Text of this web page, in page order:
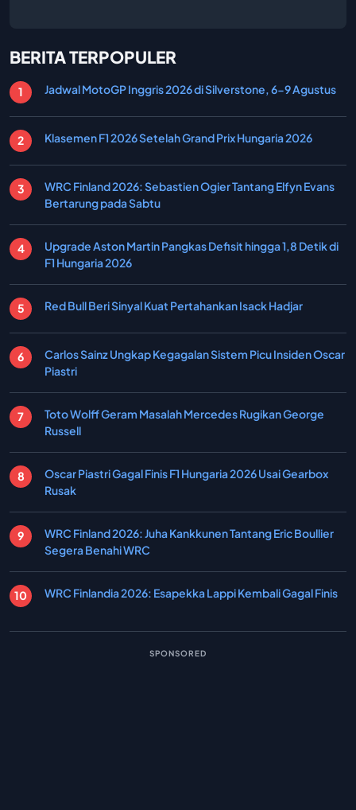
BERITA TERPOPULER
Jadwal MotoGP Inggris 2026 di Silverstone, 6-9 Agustus
Klasemen F1 2026 Setelah Grand Prix Hungaria 2026
WRC Finland 2026: Sebastien Ogier Tantang Elfyn Evans
Bertarung pada Sabtu
Upgrade Aston Martin Pangkas Defisit hingga 1,8 Detik di
F1 Hungaria 2026
Red Bull Beri Sinyal Kuat Pertahankan Isack Hadjar
Carlos Sainz Ungkap Kegagalan Sistem Picu Insiden Oscar
Piastri
Toto Wolff Geram Masalah Mercedes Rugikan George
Russell
Oscar Piastri Gagal Finis F1 Hungaria 2026 Usai Gearbox
Rusak
WRC Finland 2026: Juha Kankkunen Tantang Eric Boullier
Segera Benahi WRC
WRC Finlandia 2026: Esapekka Lappi Kembali Gagal Finis
SPONSORED